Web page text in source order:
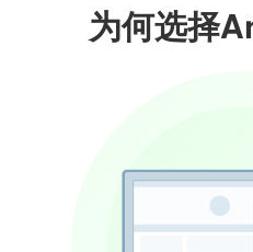
为何选择